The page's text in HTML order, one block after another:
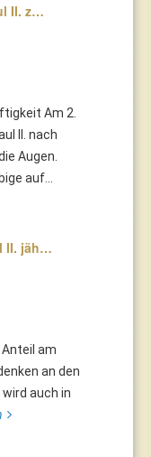
II. z…
Am 2.
II. nach
Augen.
auf...
II. jäh…
am
an den
auch in